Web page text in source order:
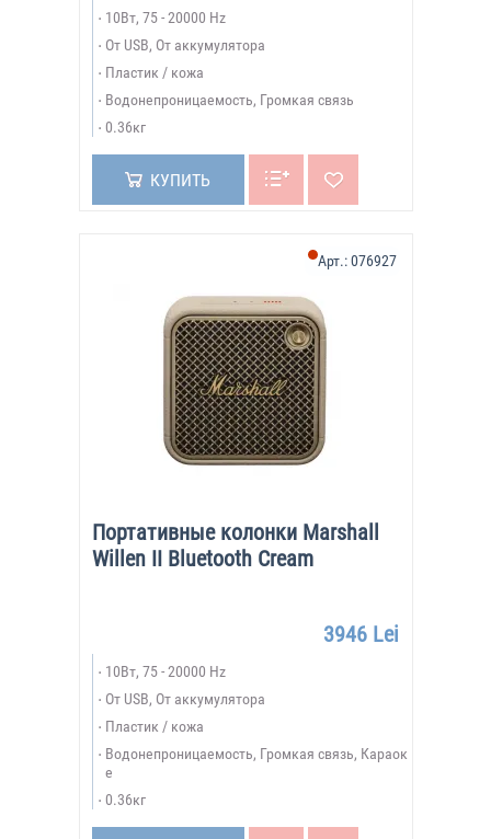
10Вт, 75 - 20000 Hz
От USB, От аккумулятора
Пластик / кожа
Водонепроницаемость, Громкая связь
0.36кг
КУПИТЬ
Портативные колонки Marshall
Willen II Bluetooth Cream
Арт.:076927
3946 Lei
10Вт, 75 - 20000 Hz
От USB, От аккумулятора
Пластик / кожа
Водонепроницаемость, Громкая связь, Караок
е
0.36кг